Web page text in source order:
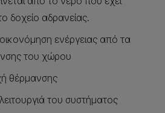
δοχείο αδρανείας.
ενέργειας από τα
του χώρου
θέρμανσης
του συστήματος